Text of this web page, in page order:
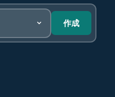
作成